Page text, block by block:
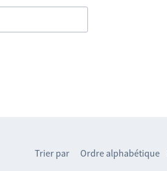
Trier par Ordre alphabétique